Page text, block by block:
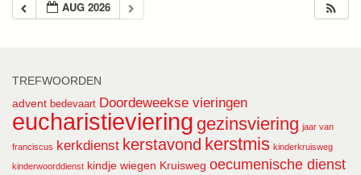
AUG 2026
TREFWOORDEN
advent bedevaart Doordeweekse vieringen
eucharistieviering gezinsviering jaar van
franciscus kerkdienst kerstavond kerstmis kinderkruisweg
kinderwoorddienst kindje wiegen Kruisweg oecumenische dienst